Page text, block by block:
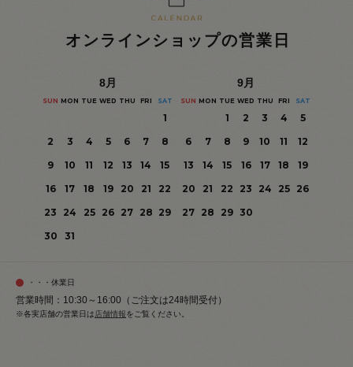
オンラインショップの営業日
8月
SUN MON TUE WED THU FRI SAT
1
2
3 4 5 6 7
8
9
10 11 12 13 14
15
16
17 18 19 20 21
22
23
24 25 26 27 28 29
30
31
9月
SUN MON TUE WED THU FRI SAT
1 2 3 4
5
6
7 8 9 10 11
12
13
14 15 16 17 18
19
20
21 22 23 24 25
26
27 28 29 30
・・・休業日
営業時間：10:30～16:00（ご注文は24時間受付）
※各実店舗の営業日は 店舗情報をご覧ください。